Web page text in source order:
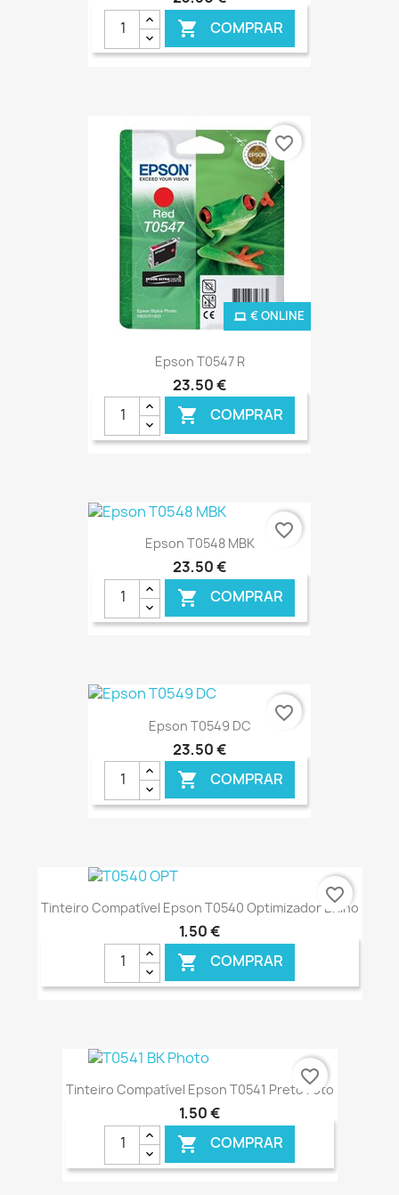
 COMPRAR
Epson T0547 R
23,50 €
 COMPRAR
€ ONLINE
favorite_border
Epson T0548 MBK
23,50 €
 COMPRAR
€ ONLINE
favorite_border
Epson T0549 DC
23,50 €
 COMPRAR
favorite_border
Tinteiro Compatível Epson T0540 Optimizador Brilho
1,50 €
 COMPRAR
€ ONLINE
favorite_border
Tinteiro Compatível Epson T0541 Preto Foto
1,50 €
 COMPRAR
favorite_border